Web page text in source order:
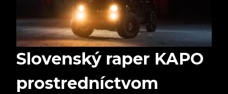
Slovenský raper KAPO
prostredníctvom